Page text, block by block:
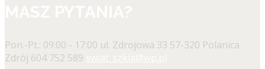
Pon.-Pt.: 09:00 - 17:00 ul. Zdrojowa 33 57-320 Polanica
Zdrój 604 752 589